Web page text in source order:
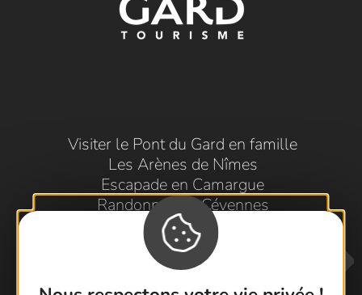
Visiter le Pont du Gard en famille
Les Arènes de Nîmes
Escapade en Camargue
Randonnée en Cévennes